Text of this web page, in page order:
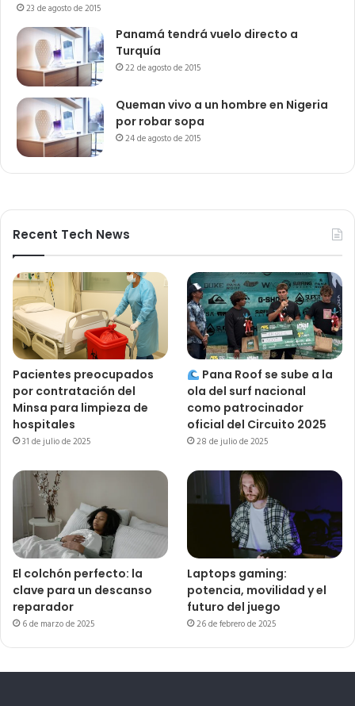
23 de agosto de 2015
Panamá tendrá vuelo directo a
Turquía
22 de agosto de 2015
Queman vivo a un hombre en Nigeria
por robar sopa
24 de agosto de 2015
Recent Tech News
Pacientes preocupados
por contratación del
Minsa para limpieza de
hospitales
31 de julio de 2025
Pana Roof se sube a la
ola del surf nacional
como patrocinador
oficial del Circuito 2025
28 de julio de 2025
El colchón perfecto: la
clave para un descanso
reparador
6 de marzo de 2025
Laptops gaming:
potencia, movilidad y el
futuro del juego
26 de febrero de 2025